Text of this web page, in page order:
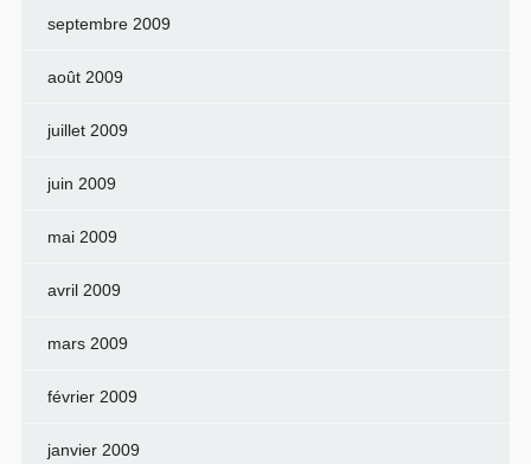
septembre 2009
août 2009
juillet 2009
juin 2009
mai 2009
avril 2009
mars 2009
février 2009
janvier 2009